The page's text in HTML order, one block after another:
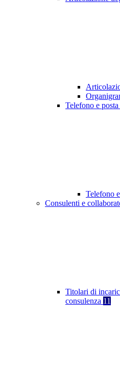
Telefono e
Telefono
Consulenti e
Titolari di
consulenza 11